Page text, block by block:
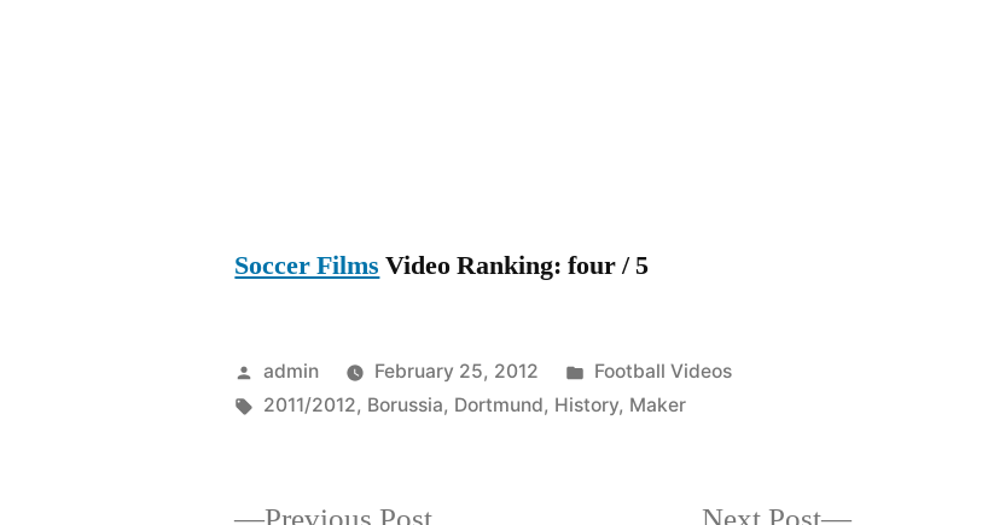
Soccer Films Video Ranking: four / 5
Posted
by
admin February 25, 2012
Posted
in
Football Videos
Tags:
2011/2012, Borussia, Dortmund, History, Maker